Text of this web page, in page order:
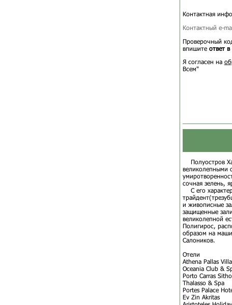
Контактная
Контактный e-
Проверочный
впишите ответ
Я согласен на
Всем"
Полуостров
великолепными
сочная зелень,
С его
и живописные
защищенные
великолепной
Полигирос,
образом на
Салоников.
Отели
Athena Pallas
Oceania Club &
Porto Carras
Thalasso & Spa
Portes Palace
Ev Zin Akritas